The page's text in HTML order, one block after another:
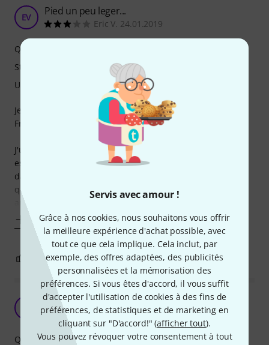
Servis avec amour !
Grâce à nos cookies, nous souhaitons vous offrir
la meilleure expérience d'achat possible, avec
tout ce que cela implique. Cela inclut, par
exemple, des offres adaptées, des publicités
personnalisées et la mémorisation des
préférences. Si vous êtes d'accord, il vous suffit
d'accepter l'utilisation de cookies à des fins de
préférences, de statistiques et de marketing en
cliquant sur "D'accord!" (afficher tout).
Vous pouvez révoquer votre consentement à tout
EV Pied un peu leger...
Eric V. 24.01.2019
Je fais des spectacles de danse Artistique dans l'Est de la
France.
J'utilise ce pied en spectacle, mais je le trouve leger. Ce qui
est un plus quand il n'y a pas grand chose à mettre dessus
dans un endroit peu dangereux. Ce qui est plus embêtant
quand on doit y mettre un peu de charge, Je préfère un
autre produit de chez Thomann qui est beaucoup plus
Afficher plus
Qualité de fabrication
Stabilité
Utilisation
0 SIGNALER L'ÉVALUATION
Pas cher
Bernard227 26.01.2022
Qualité de fabrication